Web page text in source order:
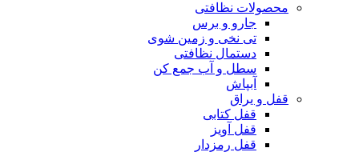
محصولات نظافتی
جارو و برس
تی نخی و زمین شوی
دستمال نظافتی
سطل و آب جمع کن
آبپاش
قفل و یراق
قفل کتابی
قفل آویز
قفل رمزدار